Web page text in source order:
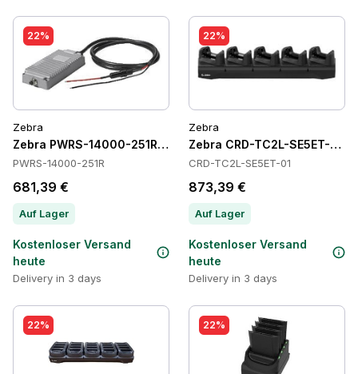
22%
Zebra
Zebra PWRS-14000-251R Power Supply
PWRS-14000-251R
681,39 €
Auf Lager
Kostenloser Versand
heute
Delivery in 3 days
22%
Zebra
Zebra CRD-TC2L-SE5ET-01
CRD-TC2L-SE5ET-01
873,39 €
Auf Lager
Kostenloser Versand
heute
Delivery in 3 days
22% 22%